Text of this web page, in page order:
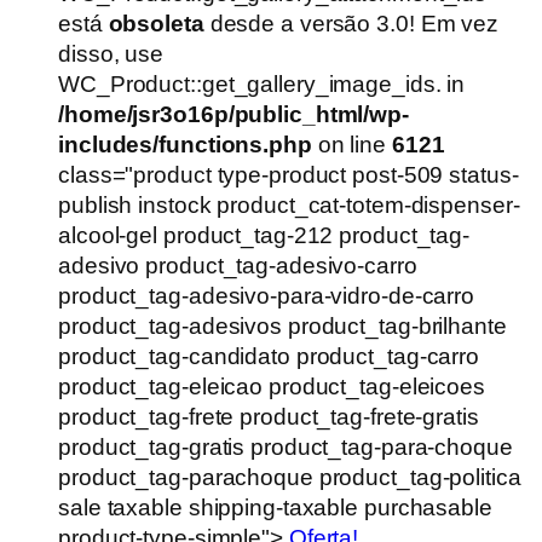
era:
é:
está obsoletadesde a versão 3.0! Em vez
disso, use
WC_Product::get_gallery_image_ids. in
/home/jsr3o16p/public_html/wp-
includes/functions.php on line 6121
class="product type-product post-509 status-
publish instock product_cat-totem-dispenser-
alcool-gel product_tag-212 product_tag-
adesivo product_tag-adesivo-carro
product_tag-adesivo-para-vidro-de-carro
product_tag-adesivos product_tag-brilhante
product_tag-candidato product_tag-carro
product_tag-eleicao product_tag-eleicoes
product_tag-frete product_tag-frete-gratis
product_tag-gratis product_tag-para-choque
product_tag-parachoque product_tag-politica
sale taxable shipping-taxable purchasable